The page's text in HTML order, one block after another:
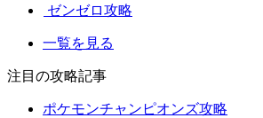
ゼンゼロ攻略
一覧を見る
注目の攻略記事
ポケモンチャンピオンズ攻略